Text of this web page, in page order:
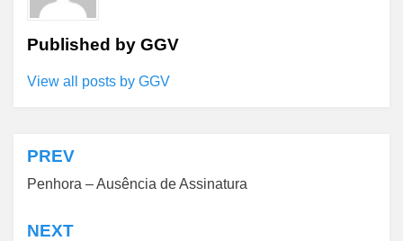
Published by GGV
View all posts by GGV
Navegação
de
Post
PREV
Penhora – Ausência de Assinatura
NEXT